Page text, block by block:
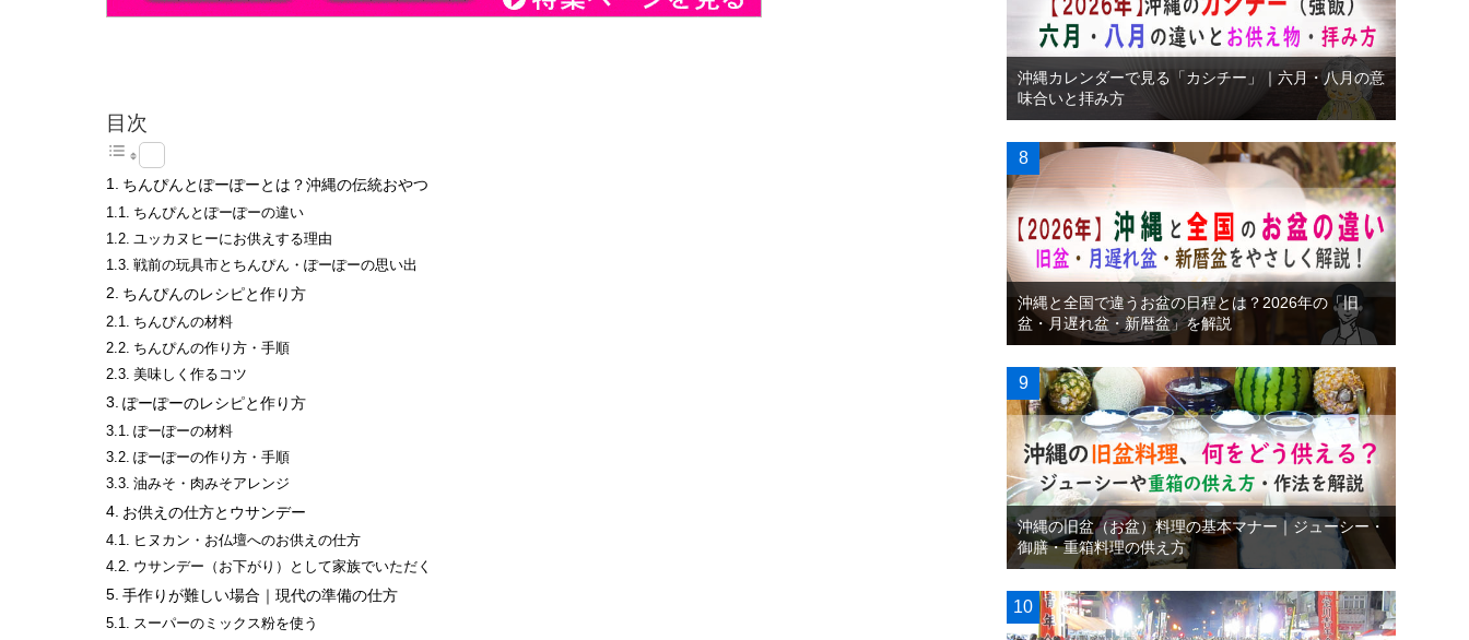
目次
ちんぴんとぽーぽーとは？沖縄の伝統おやつ
ちんぴんとぽーぽーの違い
ユッカヌヒーにお供えする理由
戦前の玩具市とちんぴん・ぽーぽーの思い出
ちんぴんのレシピと作り方
ちんぴんの材料
ちんぴんの作り方・手順
美味しく作るコツ
ぽーぽーのレシピと作り方
ぽーぽーの材料
ぽーぽーの作り方・手順
油みそ・肉みそアレンジ
お供えの仕方とウサンデー
ヒヌカン・お仏壇へのお供えの仕方
ウサンデー（お下がり）として家族でいただく
手作りが難しい場合｜現代の準備の仕方
スーパーのミックス粉を使う
沖縄カレンダーで見る「カシチー」｜六月・八月の意
味合いと拝み方
沖縄と全国で違うお盆の日程とは？2026年の「旧
盆・月遅れ盆・新暦盆」を解説
沖縄の旧盆（お盆）料理の基本マナー｜ジューシー・
御膳・重箱料理の供え方